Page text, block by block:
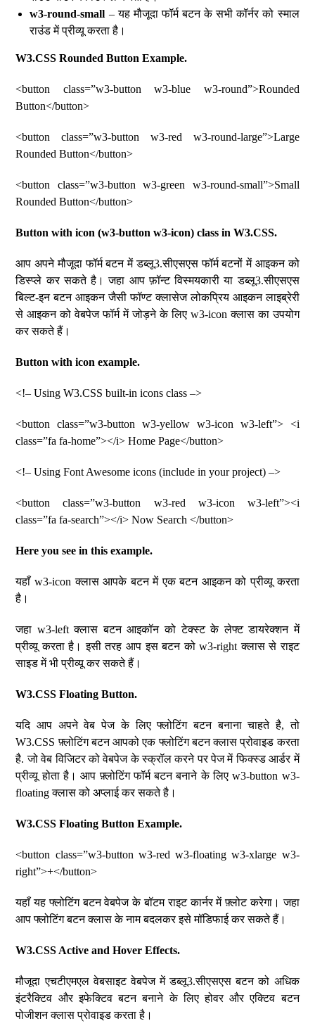
w3-round-small – यह मौजूदा फॉर्म बटन के सभी कॉर्नर को स्माल
राउंड में प्रीव्यू करता है।
W3.CSS Rounded Button Example.
<button class=”w3-button w3-blue w3-round”>Rounded
Button</button>
<button class=”w3-button w3-red w3-round-large”>Large
Rounded Button</button>
<button class=”w3-button w3-green w3-round-small”>Small
Rounded Button</button>
Button with icon (w3-button w3-icon) class in W3.CSS.
आप अपने मौजूदा फॉर्म बटन में डब्लू3.सीएसएस फॉर्म बटनों में आइकन को
डिस्प्ले कर सकते है। जहा आप फ़ॉन्ट विस्मयकारी या डब्लू3.सीएसएस
बिल्ट-इन बटन आइकन जैसी फॉण्ट क्लासेज लोकप्रिय आइकन लाइब्रेरी
से आइकन को वेबपेज फॉर्म में जोड़ने के लिए w3-icon क्लास का उपयोग
कर सकते हैं।
Button with icon example.
<!– Using W3.CSS built-in icons class –>
<button class=”w3-button w3-yellow w3-icon w3-left”> <i
class=”fa fa-home”></i> Home Page</button>
<!– Using Font Awesome icons (include in your project) –>
<button class=”w3-button w3-red w3-icon w3-left”><i
class=”fa fa-search”></i> Now Search </button>
Here you see in this example.
यहाँ w3-icon क्लास आपके बटन में एक बटन आइकन को प्रीव्यू करता
है।
जहा w3-left क्लास बटन आइकॉन को टेक्स्ट के लेफ्ट डायरेक्शन में
प्रीव्यू करता है। इसी तरह आप इस बटन को w3-right क्लास से राइट
साइड में भी प्रीव्यू कर सकते हैं।
W3.CSS Floating Button.
यदि आप अपने वेब पेज के लिए फ्लोटिंग बटन बनाना चाहते है, तो
W3.CSS फ़्लोटिंग बटन आपको एक फ्लोटिंग बटन क्लास प्रोवाइड करता
है. जो वेब विजिटर को वेबपेज के स्क्रॉल करने पर पेज में फिक्स्ड आर्डर में
प्रीव्यू होता है। आप फ़्लोटिंग फॉर्म बटन बनाने के लिए w3-button w3-
floating क्लास को अप्लाई कर सकते है।
W3.CSS Floating Button Example.
<button class=”w3-button w3-red w3-floating w3-xlarge w3-
right”>+</button>
यहाँ यह फ्लोटिंग बटन वेबपेज के बॉटम राइट कार्नर में फ़्लोट करेगा। जहा
आप फ्लोटिंग बटन क्लास के नाम बदलकर इसे मॉडिफाई कर सकते हैं।
W3.CSS Active and Hover Effects.
मौजूदा एचटीएमएल वेबसाइट वेबपेज में डब्लू3.सीएसएस बटन को अधिक
इंटरैक्टिव और इफेक्टिव बटन बनाने के लिए होवर और एक्टिव बटन
पोजीशन क्लास प्रोवाइड करता है।